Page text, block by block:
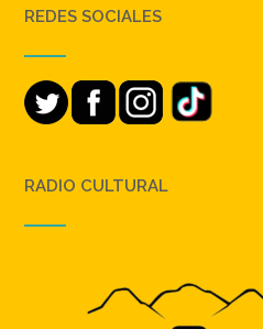
REDES SOCIALES
RADIO CULTURAL